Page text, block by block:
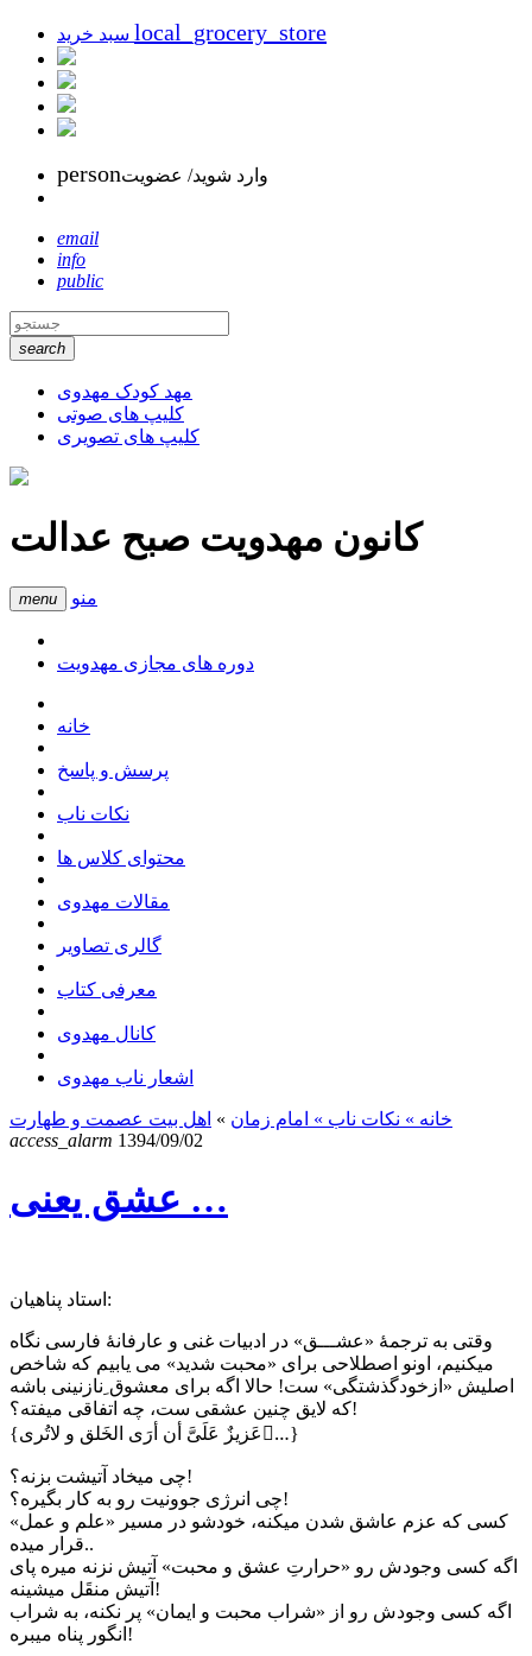
local_grocery_store
personوارد شوید/ عضویت
email
info
public
search
مهد کودک مهدوی
کلیپ های صوتی
کلیپ های تصویری
کانون مهدویت صبح عدالت
menu منو
دوره های مجازی مهدویت
خانه
پرسش و پاسخ
نکات ناب
محتوای کلاس ها
مقالات مهدوی
گالری تصاویر
معرفی کتاب
کانال مهدوی
اشعار ناب مهدوی
خانه » نکات ناب » امام زمان » اهل بیت عصمت و طهارت
access_alarm 1394/09/02
عشق یعنی …
استاد پناهیان:
وقتی به ترجمهٔ «عشـــق» در ادبیات غنی و عارفانهٔ فارسی نگاه
میکنیم، اونو اصطلاحی برای «محبت شدید» می یابیم که شاخص
اصلیش «ازخودگذشتگی» ست! حالا اگه برای معشوق ِنازنینی باشه
که لایق چنین عشقی ست، چه اتفاقی میفته؟!
{عَزیزٌ عَلَیَّ أن أرَی الخَلق و لاتُری…َ}
چی میخاد آتیشت بزنه؟!
چی انرژی جوونیت رو به کار بگیره؟!
کسی که عزم عاشق شدن میکنه، خودشو در مسیر «علم و عمل»
قرار میده..
اگه کسی وجودش رو «حرارتِ عشق و محبت» آتیش نزنه میره پای
آتیش منقَل میشینه!
اگه کسی وجودش رو از «شراب محبت و ایمان» پر نکنه، به شراب
انگور پناه میبره!